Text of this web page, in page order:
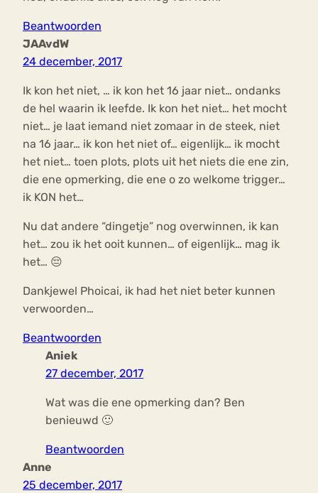
Beantwoorden
JAAvdW
24 december, 2017
Ik kon het niet, … ik kon het 16 jaar niet… ondanks
de hel waarin ik leefde. Ik kon het niet… het mocht
niet… je laat iemand niet zomaar in de steek, niet
na 16 jaar… ik kon het niet of… eigenlijk… ik mocht
het niet… toen plots, plots uit het niets die ene zin,
die ene opmerking, die ene o zo welkome trigger…
ik KON het…
Nu dat andere “dingetje” nog overwinnen, ik kan
het… zou ik het ooit kunnen… of eigenlijk… mag ik
het… 😔
Dankjewel Phoicai, ik had het niet beter kunnen
verwoorden…
Beantwoorden
Aniek
27 december, 2017
Wat was die ene opmerking dan? Ben
benieuwd 🙂
Beantwoorden
Anne
25 december, 2017